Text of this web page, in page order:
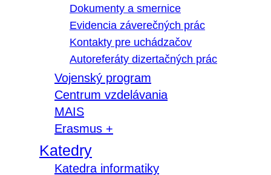
Dokumenty a smernice
Evidencia záverečných prác
Kontakty pre uchádzačov
Autoreferáty dizertačných prác
Vojenský program
Centrum vzdelávania
MAIS
Erasmus +
Katedry
Katedra informatiky